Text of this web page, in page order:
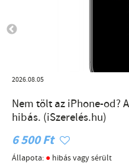
2026.08.05
Nem tölt az iPhone-od?
hibás. (iSzerelés.hu)
6 500 Ft
Állapota: ● hibás vagy sérült